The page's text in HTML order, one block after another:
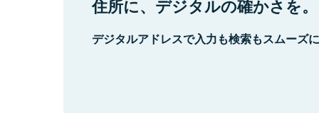
住所に、デジタルの確かさを。
デジタルアドレスで入力も検索もスムーズ